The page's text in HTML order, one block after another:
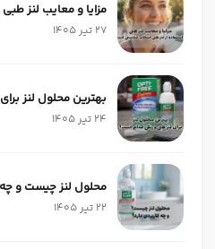
مزایا و معایب لنز
27 تیر 1405
بهترین محلول لنز
24 تیر 1405
محلول لنز چیست و چه
22 تیر 1405